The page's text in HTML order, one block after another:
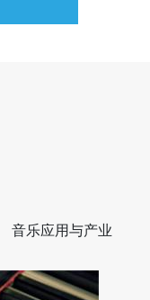
音乐应用与产业